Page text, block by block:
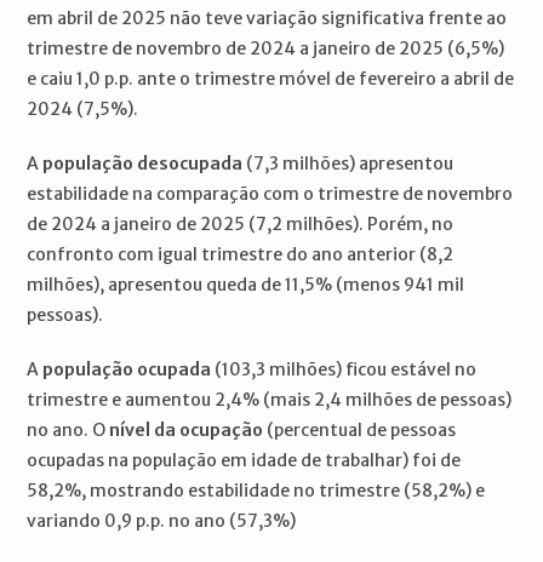
em abril de 2025 não teve variação significativa frente ao
trimestre de novembro de 2024 a janeiro de 2025 (6,5%)
e caiu 1,0 p.p. ante o trimestre móvel de fevereiro a abril de
2024 (7,5%).
A população desocupada (7,3 milhões) apresentou
estabilidade na comparação com o trimestre de novembro
de 2024 a janeiro de 2025 (7,2 milhões). Porém, no
confronto com igual trimestre do ano anterior (8,2
milhões), apresentou queda de 11,5% (menos 941 mil
pessoas).
A população ocupada (103,3 milhões) ficou estável no
trimestre e aumentou 2,4% (mais 2,4 milhões de pessoas)
no ano. O nível da ocupação (percentual de pessoas
ocupadas na população em idade de trabalhar) foi de
58,2%, mostrando estabilidade no trimestre (58,2%) e
variando 0,9 p.p. no ano (57,3%)